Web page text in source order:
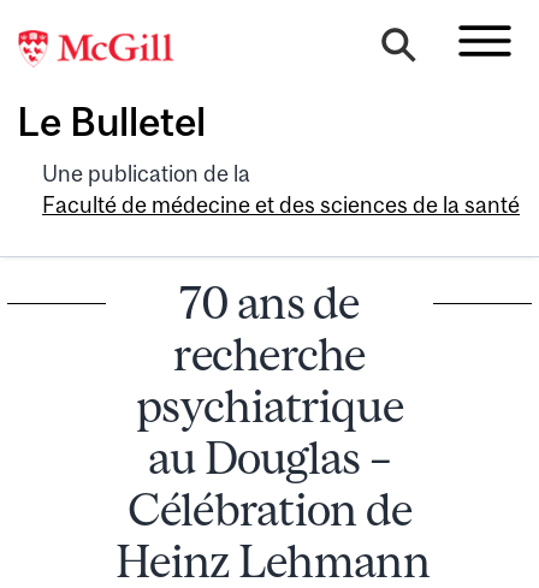
Le Bulletel
Une publication de la
Faculté de médecine et des sciences de la santé
70 ans de
recherche
psychiatrique
au Douglas –
Célébration de
Heinz Lehmann